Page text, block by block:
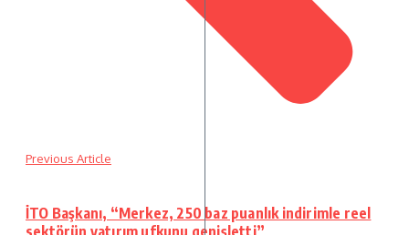
Previous Article
İTO Başkanı, “Merkez, 250 baz puanlık indirimle reel